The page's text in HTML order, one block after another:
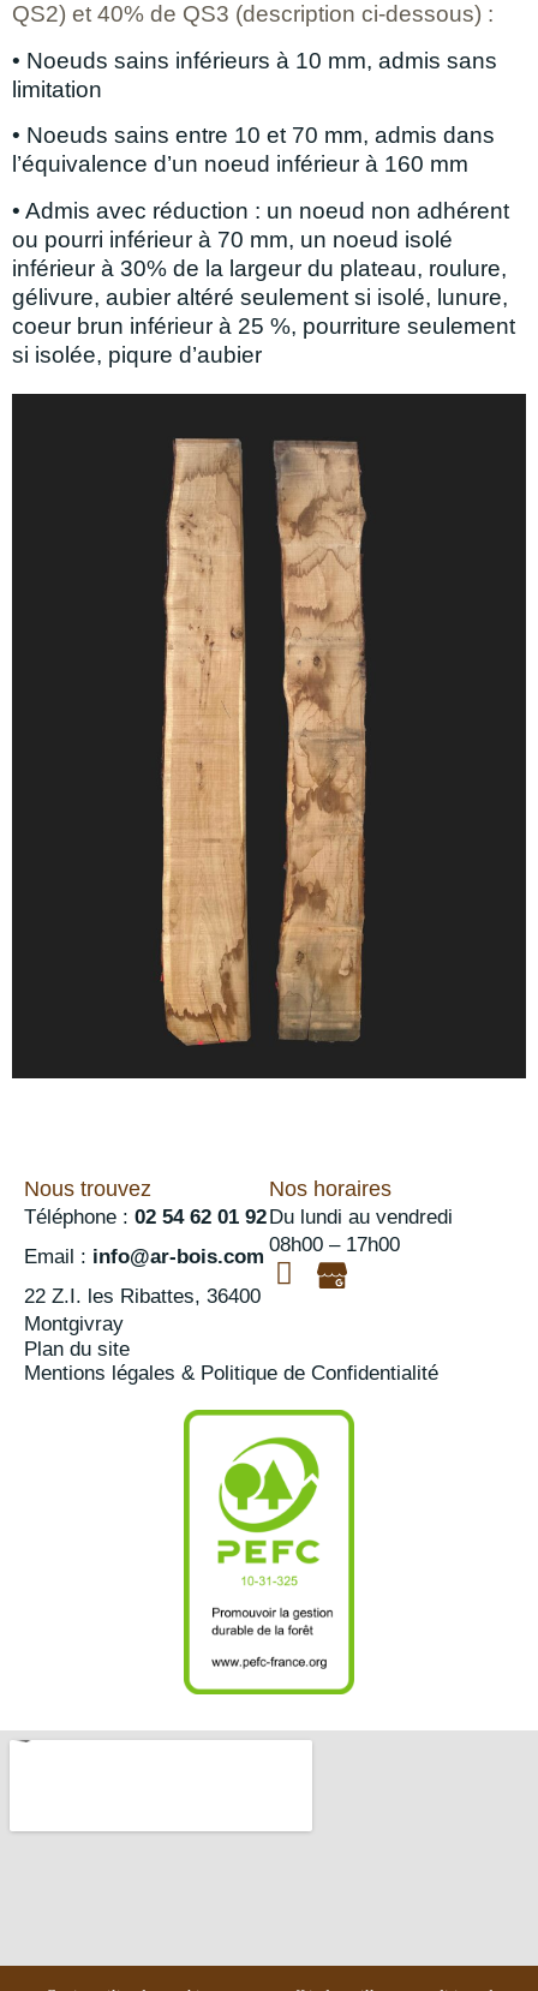
QS2) et 40% de QS3 (description ci-dessous) :
• Noeuds sains inférieurs à 10 mm, admis sans
limitation
• Noeuds sains entre 10 et 70 mm, admis dans
l’équivalence d’un noeud inférieur à 160 mm
• Admis avec réduction : un noeud non adhérent
ou pourri inférieur à 70 mm, un noeud isolé
inférieur à 30% de la largeur du plateau, roulure,
gélivure, aubier altéré seulement si isolé, lunure,
coeur brun inférieur à 25 %, pourriture seulement
si isolée, piqure d’aubier
Nous trouvez
Téléphone : 02 54 62 01 92
Email : info@ar-bois.com
22 Z.I. les Ribattes, 36400
Montgivray
Nos horaires
Du lundi au vendredi
08h00 – 17h00
Plan du site
Mentions légales & Politique de Confidentialité